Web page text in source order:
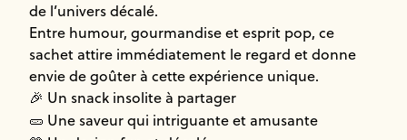
de l’univers décalé.
Entre humour, gourmandise et esprit pop, ce
sachet attire immédiatement le regard et donne
envie de goûter à cette expérience unique.
🎉 Un snack insolite à partager
🥒 Une saveur qui intriguante et amusante